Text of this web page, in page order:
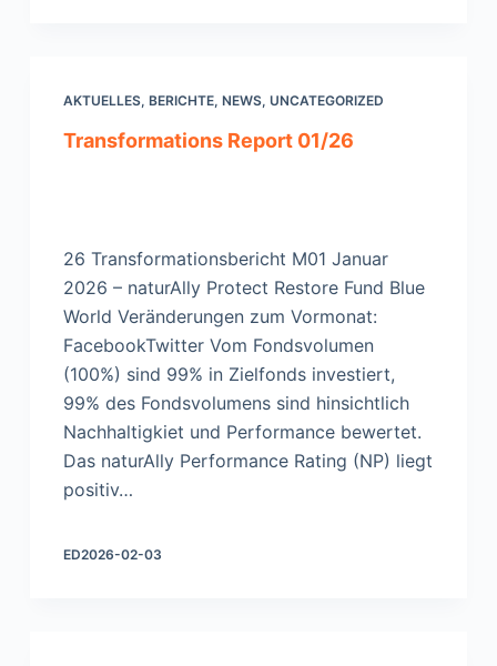
AKTUELLES, BERICHTE, NEWS, UNCATEGORIZED
Transformations Report 01/26
26 Transformationsbericht M01 Januar
2026 – naturAlly Protect Restore Fund Blue
World Veränderungen zum Vormonat:
FacebookTwitter Vom Fondsvolumen
(100%) sind 99% in Zielfonds investiert,
99% des Fondsvolumens sind hinsichtlich
Nachhaltigkiet und Performance bewertet.
Das naturAlly Performance Rating (NP) liegt
positiv…
ED2026-02-03